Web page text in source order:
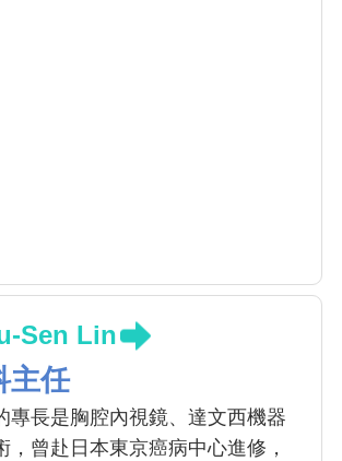
Sen Lin
主任
專長是胸腔內視鏡、達文西機器
，曾赴日本東京癌病中心進修，